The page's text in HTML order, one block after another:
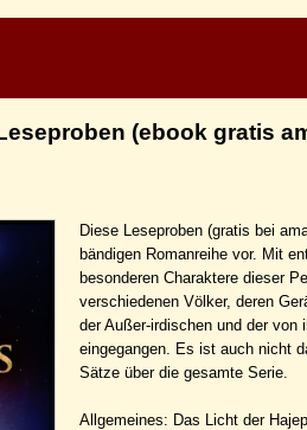
(ebook gratis
Diese Leseproben (gratis bei
bändigen Romanreihe vor. Mit
besonderen Charaktere dieser
verschiedenen Völker, deren
der Außer-irdischen und der von
eingegangen. Es ist auch nicht
Sätze über die gesamte Serie.
Allgemeines: Das Licht der